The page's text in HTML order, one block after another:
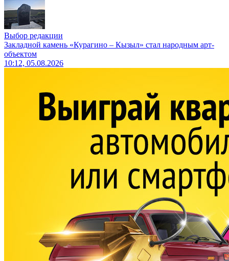
Выбор редакции
Закладной камень «Курагино – Кызыл» стал народным арт-
объектом
10:12, 05.08.2026